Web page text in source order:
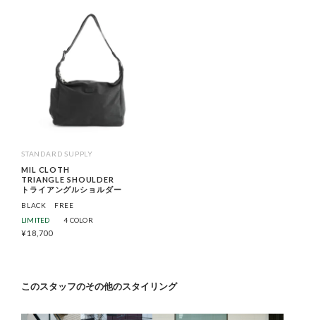
STANDARD SUPPLY
MIL CLOTH
TRIANGLE SHOULDER
トライアングルショルダー
BLACK
FREE
LIMITED
4 COLOR
¥18,700
このスタッフのその他のスタイリング